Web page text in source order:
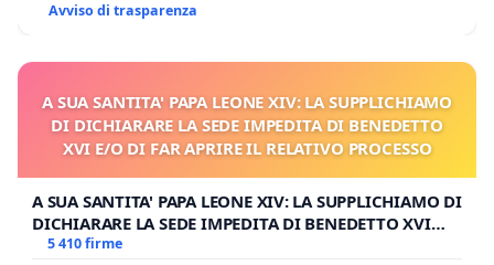
Avviso di trasparenza
A SUA SANTITA' PAPA LEONE XIV: LA SUPPLICHIAMO
DI DICHIARARE LA SEDE IMPEDITA DI BENEDETTO
XVI E/O DI FAR APRIRE IL RELATIVO PROCESSO
A SUA SANTITA' PAPA LEONE XIV: LA SUPPLICHIAMO DI
DICHIARARE LA SEDE IMPEDITA DI BENEDETTO XVI
E/O DI FAR APRIRE IL RELATIVO PROCESSO
5 410 firme